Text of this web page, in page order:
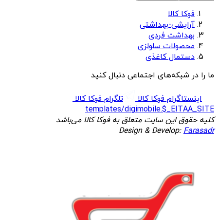
فوکا کالا
آرایشی-بهداشتی
بهداشت فردی
محصولات سلولزی
دستمال کاغذی
ما را در شبکه‌های اجتماعی دنبال کنید
اینستاگرام فوکا کالا
تلگرام فوکا کالا
templates/digimobile.$_EITAA_SITE
کلیه حقوق این سایت متعلق به فوکا کالا می‌باشد
Design & Develop:Farasadr